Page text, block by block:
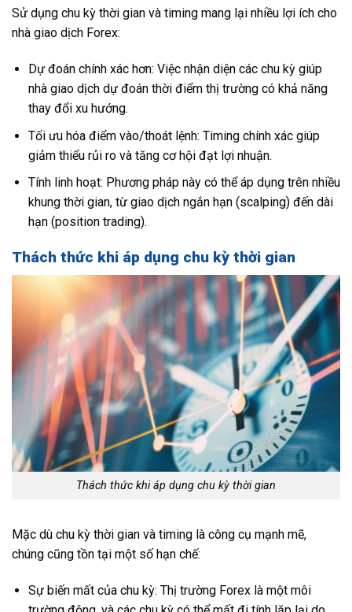
Sử dụng chu kỳ thời gian và timing mang lại nhiều lợi ích cho
nhà giao dịch Forex:
Dự đoán chính xác hơn: Việc nhận diện các chu kỳ giúp
nhà giao dịch dự đoán thời điểm thị trường có khả năng
thay đổi xu hướng.
Tối ưu hóa điểm vào/thoát lệnh: Timing chính xác giúp
giảm thiểu rủi ro và tăng cơ hội đạt lợi nhuận.
Tính linh hoạt: Phương pháp này có thể áp dụng trên nhiều
khung thời gian, từ giao dịch ngắn hạn (scalping) đến dài
hạn (position trading).
Thách thức khi áp dụng chu kỳ thời gian
Thách thức khi áp dụng chu kỳ thời gian
Mặc dù chu kỳ thời gian và timing là công cụ mạnh mẽ,
chúng cũng tồn tại một số hạn chế:
Sự biến mất của chu kỳ: Thị trường Forex là một môi